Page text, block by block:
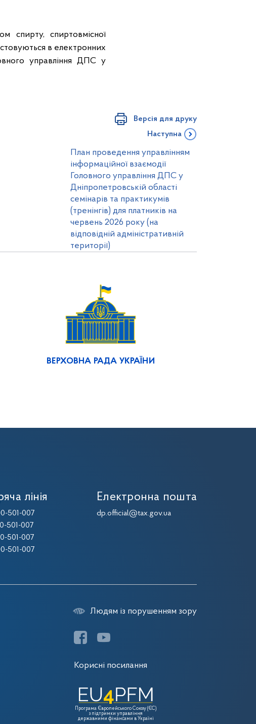
спирту, спиртовмісної
в електронних
управління ДПС у
Версія для друку
Наступна
План проведення управлінням
інформаційної взаємодії
Головного управління ДПС у
Дніпропетровській області
семінарів та практикумів
(тренінгів) для платників на
червень 2026 року (на
відповідній адміністративній
території)
ВЕРХОВНА РАДА УКРАЇНИ
лінія
501-007
501-007
501-007
501-007
Електронна пошта
dp.official@tax.gov.ua
Людям із порушенням зору
Корисні посилання
Програма Європейського Союзу (ЄС)
з підтримки управління
державними фінансами в Україні